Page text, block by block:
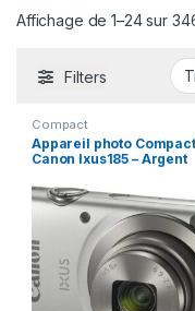
Affichage de 1–24 sur
Filters
Compact
Appareil photo Compact
Canon Ixus185 – Argent